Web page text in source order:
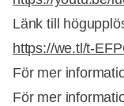
Länk till
https://we.tl/t-
För mer
För mer